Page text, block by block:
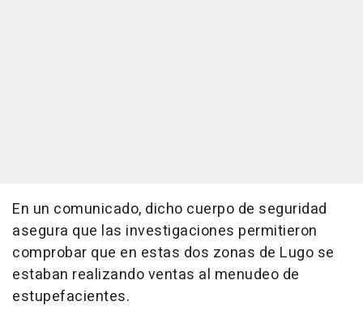
En un comunicado, dicho cuerpo de seguridad
asegura que las investigaciones permitieron
comprobar que en estas dos zonas de Lugo se
estaban realizando ventas al menudeo de
estupefacientes.